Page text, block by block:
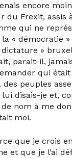
encore
du Frexit, assis
qui ne
« démocratie »
»
parait-il,
qui
peuples
disais-je et,
nom à me
moi.
que je crois
et que je l’ai